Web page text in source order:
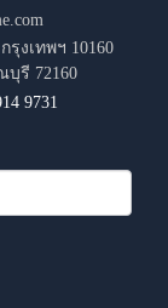
งเทพฯ 10160
รี 72160
9731